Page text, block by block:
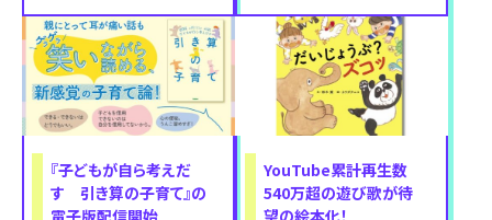
大人まで楽しめる！
2025年3月25
のコンビニエンスストア
先行で
『子どもが自ら考えだ
す 引き算の子育て』の
YouTube累計再生数
540万超の遊び歌が待